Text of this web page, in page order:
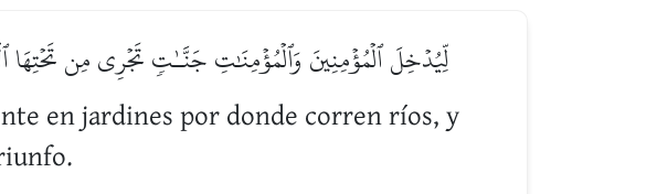
لِّيُدۡخِلَ ٱلۡمُؤۡمِنِينَ وَٱلۡمُؤۡمِنَٰتِ جَنَّـٰتٖ تَجۡرِي مِن تَحۡتِهَا
en jardines por donde corren ríos, y